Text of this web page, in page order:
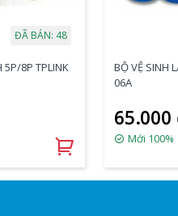
ĐÃ BÁN: 48
8P TPLINK
BỘ VỆ SINH
06A
65.000
Mới 100%